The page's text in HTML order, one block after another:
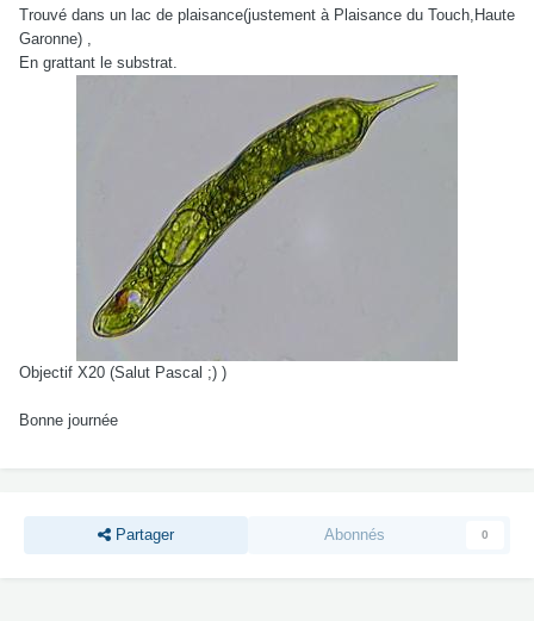
Trouvé dans un lac de plaisance(justement à Plaisance du Touch,Haute
Garonne) ,
En grattant le substrat.
Objectif X20 (Salut Pascal ;) )
Bonne journée
Partager Abonnés 0